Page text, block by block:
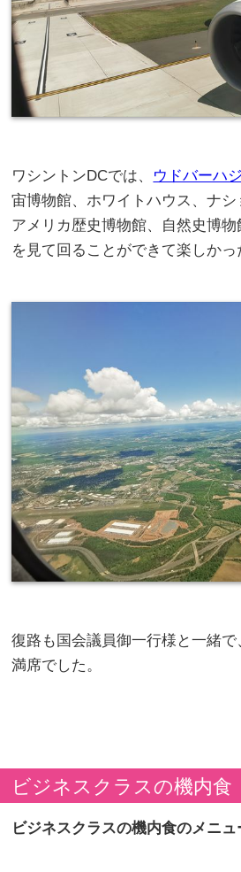
ワシントンDCでは、 ウドバーハ
宙博物館、ホワイトハウス、ナシ
アメリカ歴史博物館、自然史博
を見て回ることができて楽しかっ
復路も国会議員御一行様と一緒
満席でした。
ビジネスクラスの機内食
ビジネスクラスの機内食のメニュ